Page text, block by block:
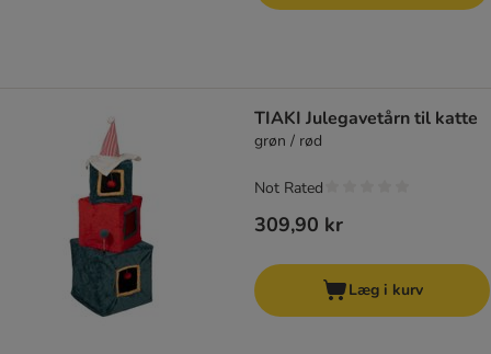
TIAKI Julegavetårn til katte
grøn / rød
309,90 kr
Not Rated
Læg i kurv